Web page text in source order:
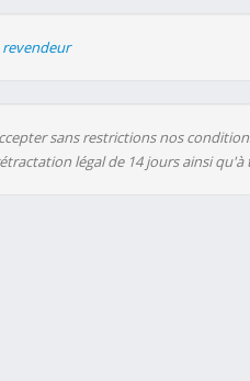
sans restrictions nos
légal de 14 jours ainsi